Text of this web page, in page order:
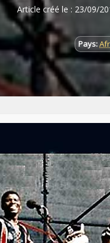
Article créé le : 23/09/
Pays: